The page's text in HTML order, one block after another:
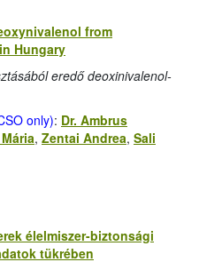
from
Hungary
eredő deoxinivalenol-
only): Dr. Ambrus
, Zentai Andrea, Sali
élelmiszer-biztonsági
tükrében